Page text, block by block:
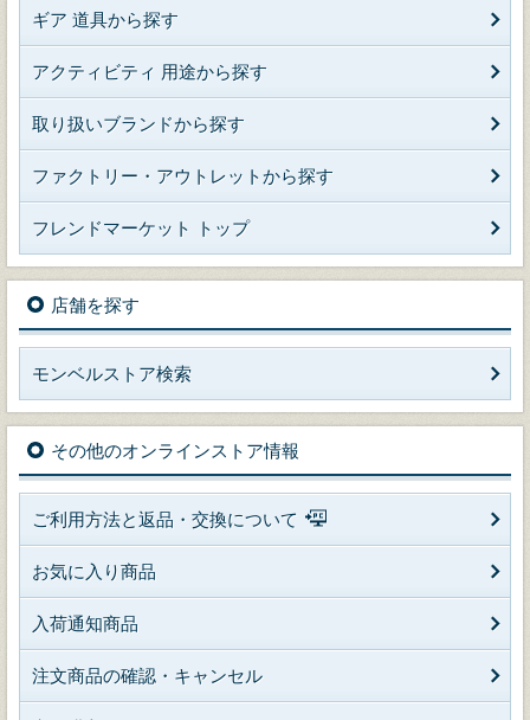
ギア 道具から探す
アクティビティ 用途から探す
取り扱いブランドから探す
ファクトリー・アウトレットから探す
フレンドマーケット トップ
店舗を探す
モンベルストア検索
その他のオンラインストア情報
ご利用方法と返品・交換について
お気に入り商品
入荷通知商品
注文商品の確認・キャンセル